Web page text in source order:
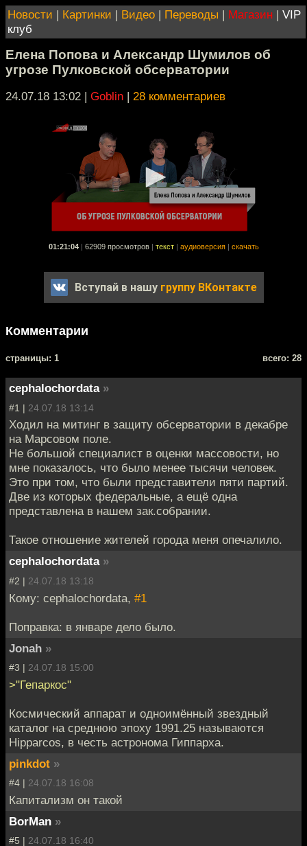
Новости | Картинки | Видео | Переводы | Магазин | VIP
клуб
Елена Попова и Александр Шумилов об
угрозе Пулковской обсерватории
24.07.18 13:02 | Goblin | 28 комментариев
01:21:04 62909 просмотров текст аудиоверсия скачать
Вступай в нашу группу ВКонтакте
Комментарии
cтраницы: 1 всего: 28
cephalochordata »
#1 | 24.07.18 13:14
Ходил на митинг в защиту обсерватории в декабре
на Марсовом поле.
Не большой специалист в оценки массовости, но
мне показалось, что было менее тысячи человек.
Это при том, что были представители пяти партий.
Две из которых федеральные, а ещё одна
представлена в нашем зак.собрании.
Такое отношение жителей города меня опечалило.
cephalochordata »
#2 | 24.07.18 13:18
Кому: cephalochordata, #1
Поправка: в январе дело было.
Jonah »
#3 | 24.07.18 15:00
>"Гепаркос"
Космический аппарат и одноимённый звездный
каталог на среднюю эпоху 1991.25 называются
Hipparcos, в честь астронома Гиппарха.
pinkdot »
#4 | 24.07.18 16:08
Капитализм он такой
BorMan »
#5 | 24.07.18 16:40